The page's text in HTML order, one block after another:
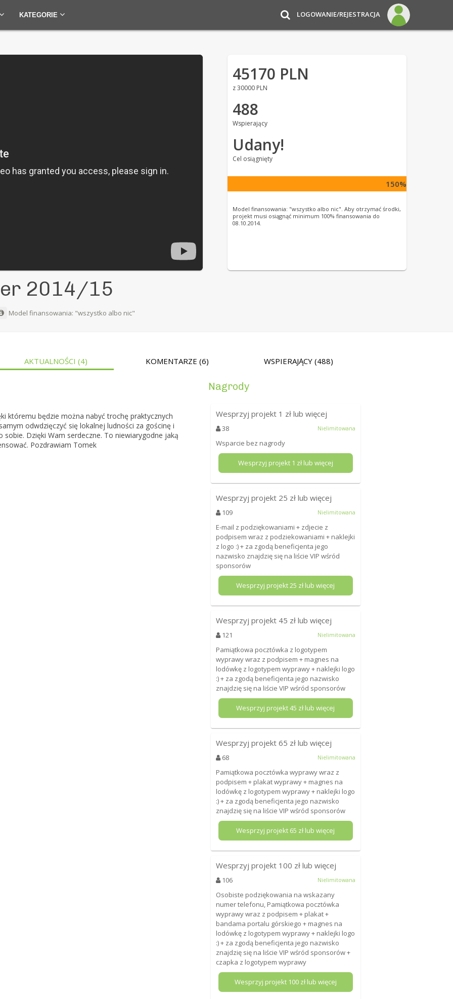
KATEGORIE LOGOWANIE/REJESTRACJA
45170 PLN
z 30000 PLN
488
Wspierający
Udany!
Cel osiągnięty
150%
Model finansowania: "wszystko albo nic". Aby otrzymać środki,
projekt musi osiągnąć minimum 100% finansowania do
08.10.2014.
2014/15
Model finansowania: "wszystko albo nic"
AKTUALNOŚCI (4) KOMENTARZE (6) WSPIERAJĄCY (488)
któremu będzie można nabyć trochę praktycznych
odwdzięczyć się lokalnej ludności za gościnę i
Dzięki Wam serdeczne. To niewiarygodne jaką
Pozdrawiam Tomek
Nagrody
Wesprzyj projekt 1 zł lub więcej
38 Nielimitowana
Wsparcie bez nagrody
Wesprzyj projekt 1 zł lub więcej
Wesprzyj projekt 25 zł lub więcej
109 Nielimitowana
E-mail z podziękowaniami + zdjecie z
podpisem wraz z podziekowaniami + naklejki
z logo :) + za zgodą beneficjenta jego
nazwisko znajdzię się na liście VIP wśród
sponsorów
Wesprzyj projekt25 zł lub więcej
Wesprzyj projekt 45 zł lub więcej
121 Nielimitowana
Pamiątkowa pocztówka z logotypem
wyprawy wraz z podpisem + magnes na
lodówkę z logotypem wyprawy + naklejki logo
:) + za zgodą beneficjenta jego nazwisko
znajdzię się na liście VIP wśród sponsorów
Wesprzyj projekt45 zł lub więcej
Wesprzyj projekt65 zł lub więcej
68 Nielimitowana
Pamiątkowa pocztówka wyprawy wraz z
podpisem + plakat wyprawy + magnes na
lodówkę z logotypem wyprawy + naklejki logo
:) + za zgodą beneficjenta jego nazwisko
znajdzię się na liście VIP wśród sponsorów
Wesprzyj projekt 65 zł lub więcej
Wesprzyj projekt 100 zł lub więcej
106 Nielimitowana
Osobiste podziękowania na wskazany
numer telefonu, Pamiątkowa pocztówka
wyprawy wraz z podpisem + plakat +
bandama portalu górskiego + magnes na
lodówkę z logotypem wyprawy + naklejki logo
:) + za zgodą beneficjenta jego nazwisko
znajdzię się na liście VIP wśród sponsorów +
czapka z logotypem wyprawy
Wesprzyj projekt 100zł lub więcej